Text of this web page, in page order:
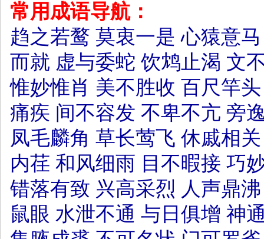
常用成语导航：
趋之若鹜 莫衷一是 心猿意马
而就 虚与委蛇 饮鸩止渴 文
惟妙惟肖 美不胜收 百尺竿头
痛疾 间不容发 不卑不亢 旁
凤毛麟角 草长莺飞 休戚相关
内荏 和风细雨 目不暇接 巧
错落有致 兴高采烈 人声鼎沸
鼠眼 水泄不通 与日俱增 神